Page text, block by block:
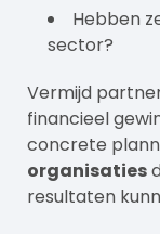
Hebben
sector?
Vermijd
financieel
concrete
organisaties
resultaten